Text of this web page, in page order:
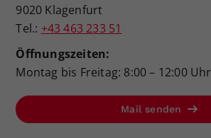
9020 Klagenfurt
Tel.: +43 463 233 51
Öffnungszeiten:
Montag bis Freitag: 8:00 – 12:00 Uhr
Mail senden